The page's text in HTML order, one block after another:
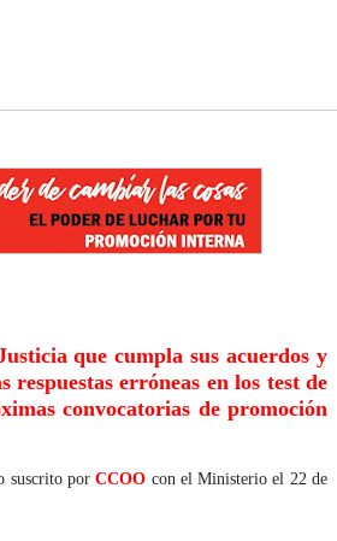
que cumpla sus acuerdos y
respuestas erróneas en los test de
convocatorias de promoción
suscrito porCCOO con el Ministerio el 22 de